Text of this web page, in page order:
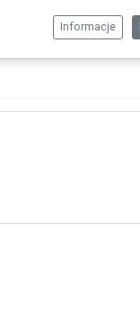
Informacje